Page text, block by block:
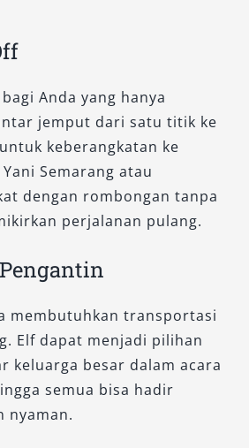
Anda yang hanya
jemput dari satu titik ke
keberangkatan ke
Semarang atau
dengan rombongan tanpa
perjalanan pulang.
membutuhkan transportasi
Elf dapat menjadi pilihan
keluarga besar dalam acara
semua bisa hadir
nyaman.